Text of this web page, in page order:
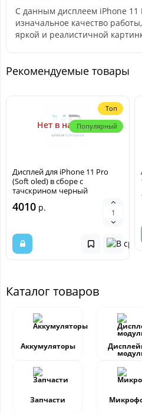
С данным дисплеем iPhone 11
изначальное качество
яркой и реалистичной
Рекомендуемые товары
Топ
Популярный
Нет в наличии
Дисплей для iPhone 11 Pro
(Soft oled) в сборе с
тачскрином черный
4010 р.
Каталог товаров
Аккумуляторы
Запчасти